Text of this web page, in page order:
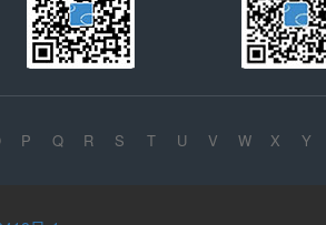
P Q R S T U V W X Y